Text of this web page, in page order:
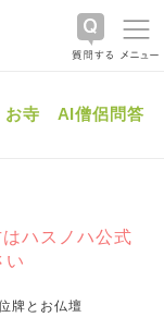
お寺 AI僧侶問答
ハスノハ公式
い
牌とお仏壇